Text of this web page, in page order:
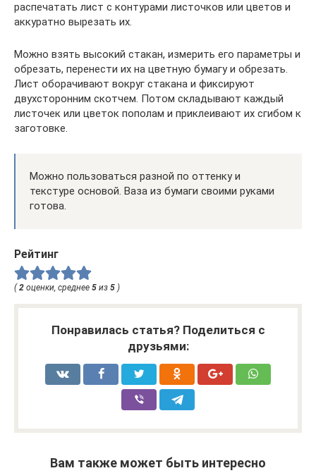
распечатать лист с контурами листочков или цветов и
аккуратно вырезать их.
Можно взять высокий стакан, измерить его параметры и
обрезать, перенести их на цветную бумагу и обрезать.
Лист оборачивают вокруг стакана и фиксируют
двухсторонним скотчем. Потом складывают каждый
листочек или цветок пополам и приклеивают их сгибом к
заготовке.
Можно пользоваться разной по оттенку и
текстуре основой. Ваза из бумаги своими руками
готова.
Рейтинг
( 2 оценки, среднее 5 из 5 )
Понравилась статья? Поделиться с
друзьями:
Вам также может быть интересно